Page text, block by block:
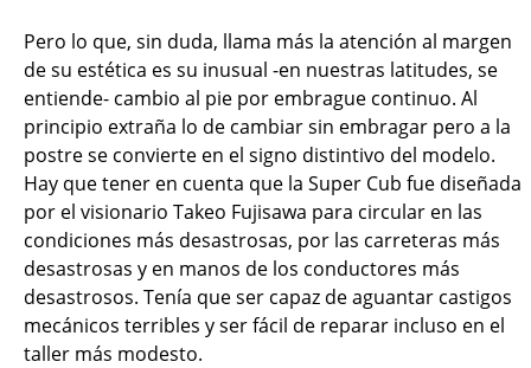
Pero lo que, sin duda, llama más la atención al margen
de su estética es su inusual -en nuestras latitudes, se
entiende- cambio al pie por embrague continuo. Al
principio extraña lo de cambiar sin embragar pero a la
postre se convierte en el signo distintivo del modelo.
Hay que tener en cuenta que la Super Cub fue diseñada
por el visionario Takeo Fujisawa para circular en las
condiciones más desastrosas, por las carreteras más
desastrosas y en manos de los conductores más
desastrosos. Tenía que ser capaz de aguantar castigos
mecánicos terribles y ser fácil de reparar incluso en el
taller más modesto.